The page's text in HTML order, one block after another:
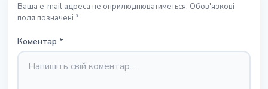
Ваша e-mail адреса не оприлюднюватиметься. Обов'язкові
поля позначені *
Коментар *